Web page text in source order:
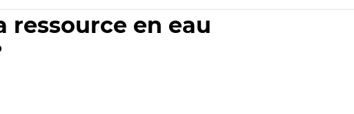
ressource en eau